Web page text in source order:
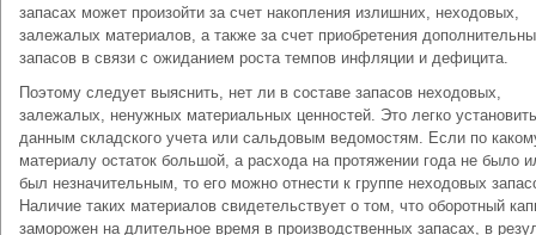
запасах может произойти за счет накопле­ния излишних, неходовых,
залежалых материалов, а также за счет приобретения
запасов в связи с ожиданием роста темпов инфляции и дефицита.
Поэтому следует выяснить, нет ли в составе запасов неходовых,
залежалых, ненужных материальных ценностей. Это легко
данным складского учета или сальдовым ведомостям. Если по
материалу остаток большой, а расхода на протяжении года не было
был незначительным, то его можно отнести к группе неходовых
Наличие таких материалов свидетель­ствует о том, что оборотный
заморожен на длительное вре­мя в производственных запасах, в